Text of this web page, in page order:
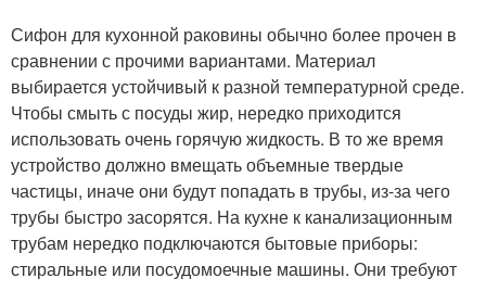
Сифон для кухонной раковины обычно более прочен в
сравнении с прочими вариантами. Материал
выбирается устойчивый к разной температурной среде.
Чтобы смыть с посуды жир, нередко приходится
использовать очень горячую жидкость. В то же время
устройство должно вмещать объемные твердые
частицы, иначе они будут попадать в трубы, из-за чего
трубы быстро засорятся. На кухне к канализационным
трубам нередко подключаются бытовые приборы:
стиральные или посудомоечные машины. Они требуют